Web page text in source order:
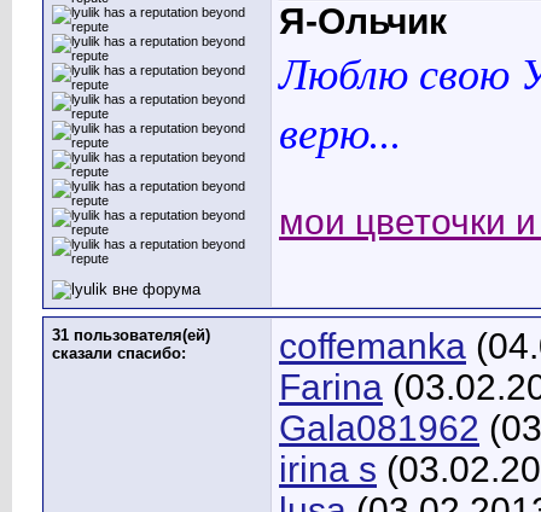
Я-Ольчик
Люблю свою
верю...
мои цветочки
31 пользователя(ей)
сказали cпасибо:
coffemanka
Farina
Gala081962
irina s